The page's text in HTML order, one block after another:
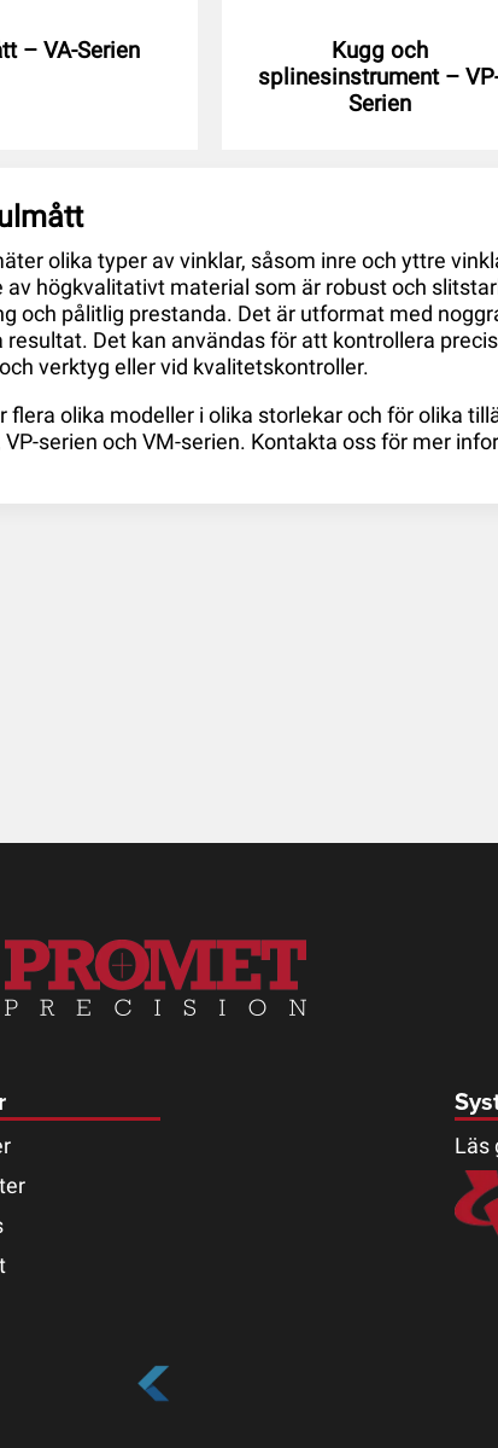
– VA-Serien
Kugg och
splinesinstrument –
Serien
olika typer av vinklar, såsom inre och yttre
av högkvalitativt material som är robust och
och pålitlig prestanda. Det är utformat med
Det kan användas för att kontrollera
verktyg eller vid kvalitetskontroller.
flera olika modeller i olika storlekar och för olika
VP-serien och VM-serien. Kontakta oss för mer
Läs